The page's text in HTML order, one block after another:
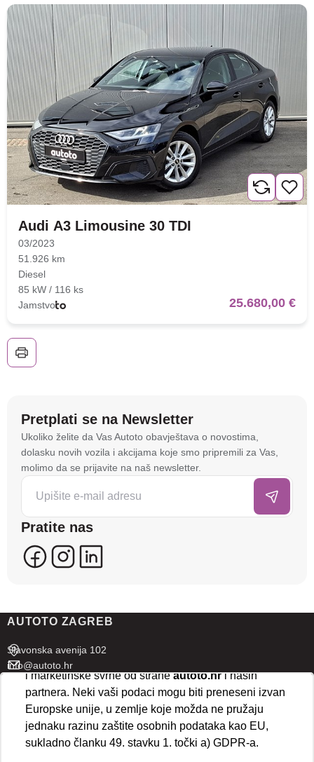
Audi A3 Limousine 30 TDI
03/2023
51.926 km
Diesel
85 kW / 116 ks
Jamstvo
25.680,00 €
Pretplati se na Newsletter
Ukoliko želite da Vas Autoto obavještava o novostima,
dolasku novih vozila i akcijama koje smo pripremili za Vas,
molimo da se prijavite na naš newsletter.
Pratite nas
AUTOTO ZAGREB
Slavonska avenija 102
info@autoto.hr
Pon - Pet 07:30-18:00
Sub 08:00-13:00
AUTOTO SPLIT
avenija 102, Resnik
Brza pretraga Napredna pretraga
Traži
Na stranici
tehnologije kako bismo spremali i pristupali
informacijama na vašem uređaju. To nam omogućuje
da poboljšamo funkcionalnost stranice, analiziramo
posjećenost te prikazujemo personalizirane oglase i
sadržaje koji bi vas mogli zanimati. U tu svrhu mogu
se kreirati korisnički profili koji povezuju podatke s
više uređaja i web lokacija. Naši partneri također
koriste ove tehnologije.
ispravno funkcioniranje stranice. Odabirom
kolačića na vaš uređaj i njihovu obradu za analitičke
i marketinške svrhe od straneautoto.hri naših
partnera. Neki vaši podaci mogu biti preneseni izvan
Europske unije, u zemlje koje možda ne pružaju
jednaku razinu zaštite osobnih podataka kao EU,
sukladno članku 49. stavku 1. točki a) GDPR-a.